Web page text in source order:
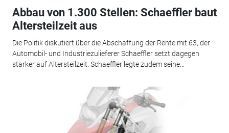
Abbau von 1.300 Stellen: Schaeffler baut
Altersteilzeit aus
Die Politik diskutiert über die Abschaffung der Rente mit 63, der
Automobil- und Industriezulieferer Schaeffler setzt dagegen
stärker auf Altersteilzeit. Schaeffler legte zudem seine...